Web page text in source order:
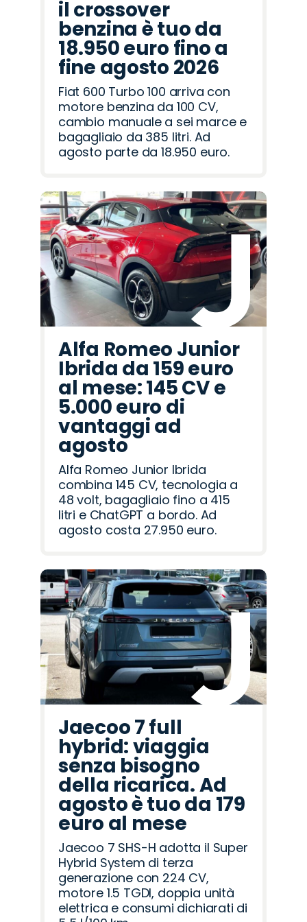
il crossover
benzina è tuo da
18.950 euro fino a
fine agosto 2026
Fiat 600 Turbo 100 arriva con
motore benzina da 100 CV,
cambio manuale a sei marce e
bagagliaio da 385 litri. Ad
agosto parte da 18.950 euro.
Alfa Romeo Junior
Ibrida da 159 euro
al mese: 145 CV e
5.000 euro di
vantaggi ad
agosto
Alfa Romeo Junior Ibrida
combina 145 CV, tecnologia a
48 volt, bagagliaio fino a 415
litri e ChatGPT a bordo. Ad
agosto costa 27.950 euro.
Jaecoo 7 full
hybrid: viaggia
senza bisogno
della ricarica. Ad
agosto è tuo da 179
euro al mese
Jaecoo 7 SHS-H adotta il Super
Hybrid System di terza
generazione con 224 CV,
motore 1.5 TGDI, doppia unità
elettrica e consumi dichiarati di